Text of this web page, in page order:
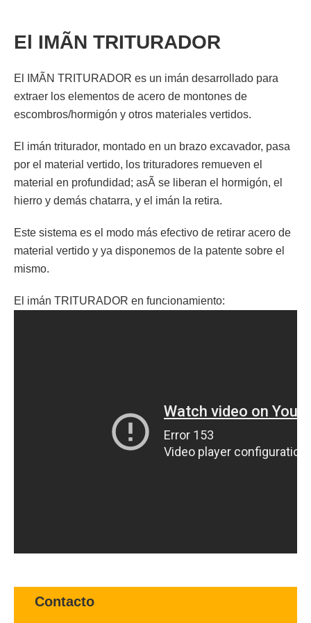
El IMÃN TRITURADOR
El IMÃN TRITURADOR es un imán desarrollado para
extraer los elementos de acero de montones de
escombros/hormigón y otros materiales vertidos.
El imán triturador, montado en un brazo excavador, pasa
por el material vertido, los trituradores remueven el
material en profundidad; asÃ­ se liberan el hormigón, el
hierro y demás chatarra, y el imán la retira.
Este sistema es el modo más efectivo de retirar acero de
material vertido y ya disponemos de la patente sobre el
mismo.
El imán TRITURADOR en funcionamiento:
Contacto